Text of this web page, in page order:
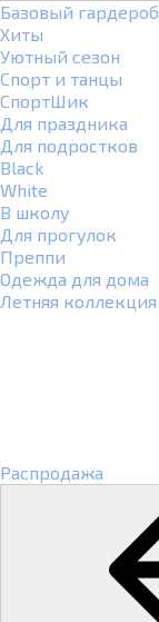
Базовый гардероб
Хиты
Уютный сезон
Спорт и танцы
СпортШик
Для праздника
Для подростков
Black
White
В школу
Для прогулок
Преппи
Одежда для дома
Летняя коллекция
Распродажа